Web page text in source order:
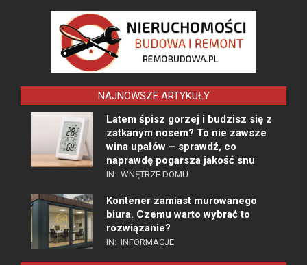
NAJNOWSZE ARTYKUŁY
Latem śpisz gorzej i budzisz się z
zatkanym nosem? To nie zawsze
wina upałów – sprawdź, co
naprawdę pogarsza jakość snu
IN: WNĘTRZE DOMU
Kontener zamiast murowanego
biura. Czemu warto wybrać to
rozwiązanie?
IN: INFORMACJE